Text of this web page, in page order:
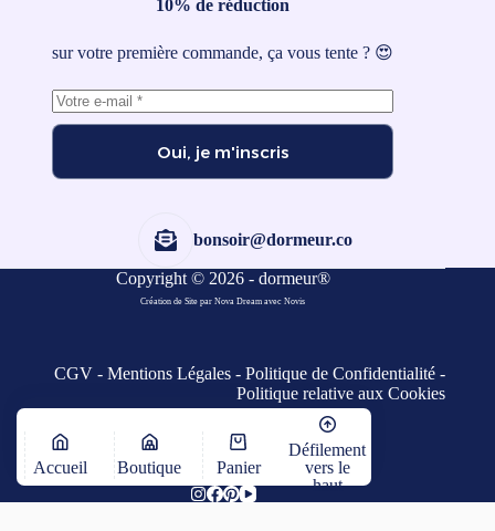
10% de réduction
sur votre première commande, ça vous tente ? 😍
Oui, je m'inscris
bonsoir@dormeur.co
Copyright © 2026 - dormeur®
Création de Site par Nova Dream avecNovis
CGV -Mentions Légales -Politique de Confidentialité -
Politique relative aux Cookies
Accueil Boutique Panier
Défilement
vers le
haut